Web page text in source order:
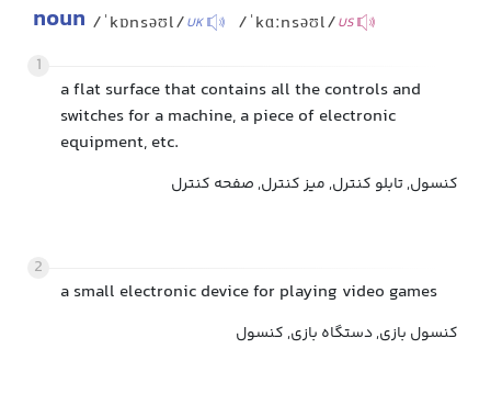
noun /ˈkɒnsəʊl/UK /ˈkɑːnsəʊl/US
1
a flat surface that contains all the controls and
switches for a machine, a piece of electronic
equipment, etc.
کنسول, تابلو کنترل, میز کنترل, صفحه کنترل
2
a small electronic device for playing video games
کنسول بازی, دستگاه بازی, کنسول